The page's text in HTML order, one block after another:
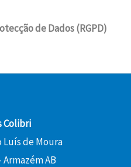
de Dados (RGPD)
Colibri
Luís de Moura
Armazém AB